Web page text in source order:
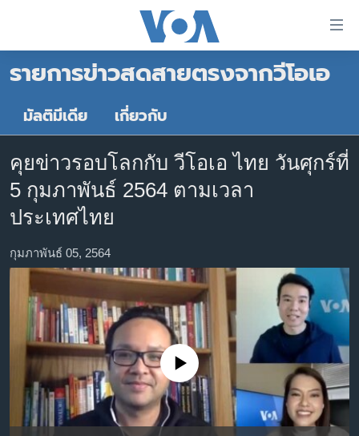
ต่อ
เนื้อหา
ข้าม
ไป
หน้า
ข้าม
ไป
ค้นหา
หน้าหลัก
โลก
เอเชีย
สหรัฐฯ
ไทย
ธุรกิจ
วิทยาศาสตร์
สังคมและสุขภาพ
ไลฟ์สไตล์
ตรวจสอบข่าว
เรียนรู้ภาษาอังกฤษ
พอดคาสต์
รายการข่าวสดสายตรงจากวีโอเอ
มัลติมีเดีย เกี่ยวกับ
คุยข่าวรอบโลกกับ วีโอเอ ไทย วันศุกร์ที่
5 กุมภาพันธ์ 2564 ตามเวลา
ประเทศไทย
กุมภาพันธ์ 05, 2564
No media source currently available